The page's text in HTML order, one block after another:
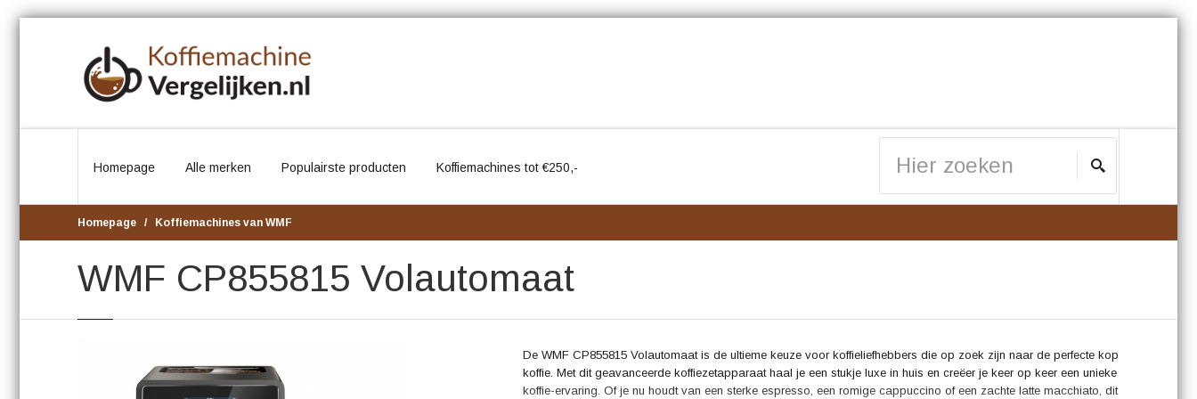
Homepage Alle merken Populairste producten Koffiemachines tot €250,-
Homepage Koffiemachines van WMF
WMF CP855815 Volautomaat
De WMF CP855815 Volautomaat is de ultieme keuze voor koffieliefhebbers die op zoek zijn naar de perfecte kop
koffie. Met dit geavanceerde koffiezetapparaat haal je een stukje luxe in huis en creëer je keer op keer een unieke
koffie-ervaring. Of je nu houdt van een sterke espresso, een romige cappuccino of een zachte latte macchiato, dit